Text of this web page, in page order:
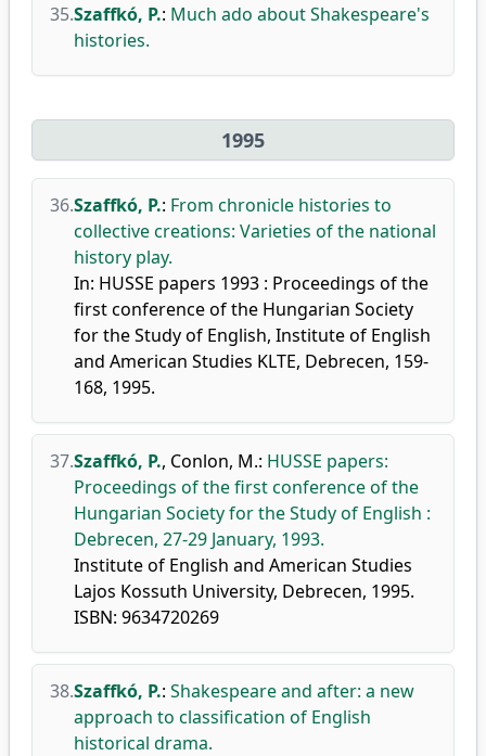
35.Szaffkó, P.: Much ado about Shakespeare's
histories.
1995
36.Szaffkó, P.: From chronicle histories to
collective creations: Varieties of the national
history play.
In: HUSSE papers 1993 : Proceedings of the
first conference of the Hungarian Society
for the Study of English, Institute of English
and American Studies KLTE, Debrecen, 159-
168, 1995.
37.Szaffkó, P., Conlon, M.: HUSSE papers:
Proceedings of the first conference of the
Hungarian Society for the Study of English :
Debrecen, 27-29 January, 1993.
Institute of English and American Studies
Lajos Kossuth University, Debrecen, 1995.
ISBN: 9634720269
38.Szaffkó, P.: Shakespeare and after: a new
approach to classification of English
historical drama.